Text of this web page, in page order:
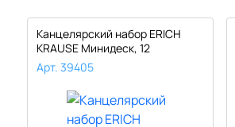
Канцелярский набор ERICH
KRAUSE Минидеск, 12
предметов,..
Арт. 39405